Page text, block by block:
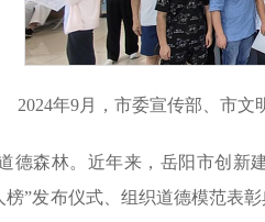
2024年9月，市委宣传部、市
德森林。近年来，岳阳市创新
榜”发布仪式、组织道德模范表